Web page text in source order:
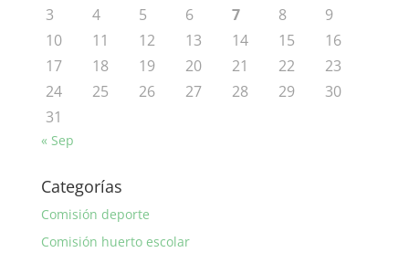
3
4 5 6 7 8
9
10
11 12 13 14 15
16
17
18 19 20 21 22
23
24
25 26 27 28 29
30
31
« Sep
Categorías
Comisión deporte
Comisión huerto escolar